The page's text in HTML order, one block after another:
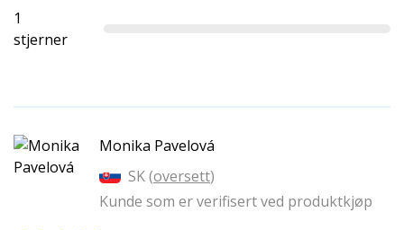
1
stjerner
Monika Pavelová
SK (oversett)
Kunde som er verifisert ved produktkjøp